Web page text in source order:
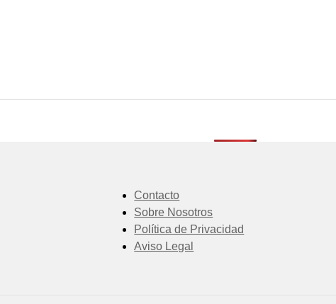
Contacto
Sobre Nosotros
Política de Privacidad
Aviso Legal